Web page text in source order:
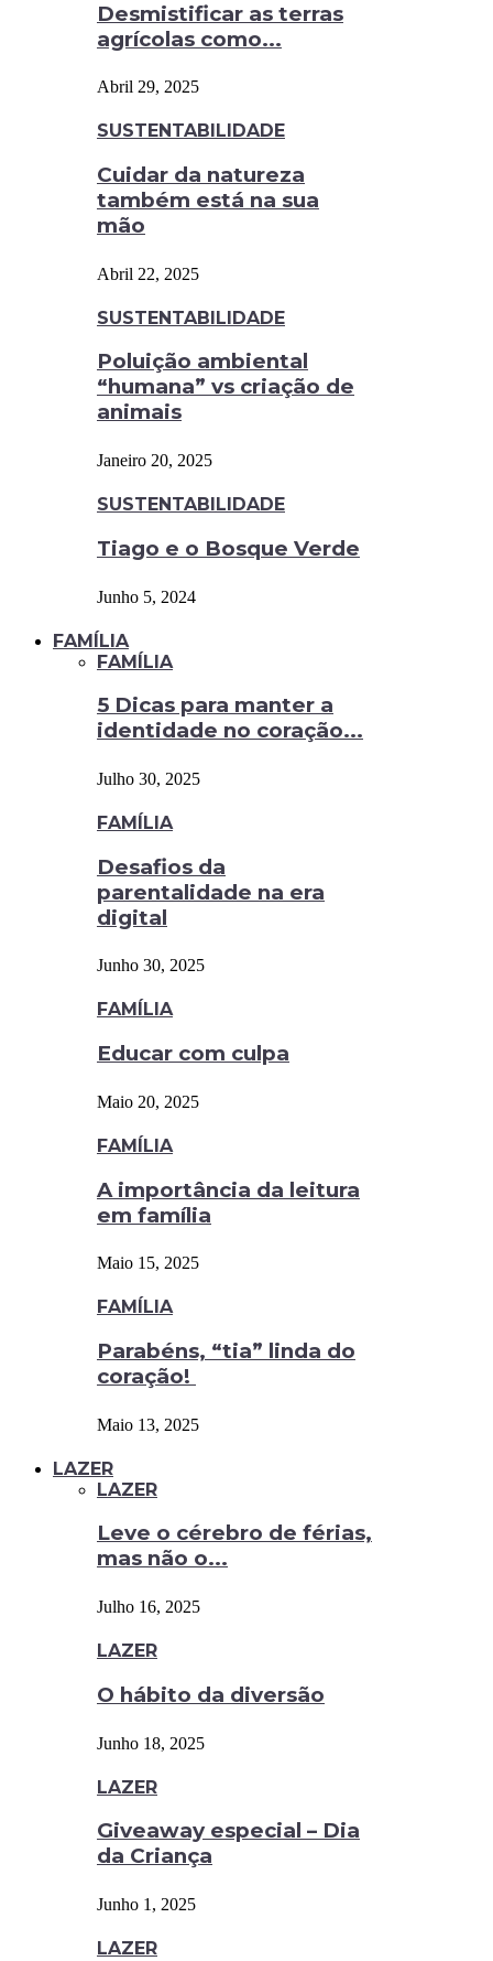
Desmistificar as terras
agrícolas como...
Abril 29, 2025
SUSTENTABILIDADE
Cuidar da natureza
também está na sua
mão
Abril 22, 2025
SUSTENTABILIDADE
Poluição ambiental
“humana” vs criação de
animais
Janeiro 20, 2025
SUSTENTABILIDADE
Tiago e o Bosque Verde
Junho 5, 2024
FAMÍLIA
FAMÍLIA
5 Dicas para manter a
identidade no coração...
Julho 30, 2025
FAMÍLIA
Desafios da
parentalidade na era
digital
Junho 30, 2025
FAMÍLIA
Educar com culpa
Maio 20, 2025
FAMÍLIA
A importância da leitura
em família
Maio 15, 2025
FAMÍLIA
Parabéns, “tia” linda do
coração!
Maio 13, 2025
LAZER
LAZER
Leve o cérebro de férias,
mas não o...
Julho 16, 2025
LAZER
O hábito da diversão
Junho 18, 2025
LAZER
Giveaway especial – Dia
da Criança
Junho 1, 2025
LAZER